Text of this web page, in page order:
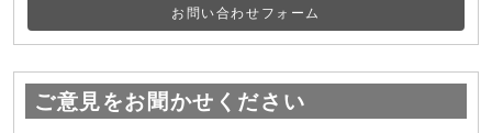
お問い合わせフォーム
ご意見をお聞かせください